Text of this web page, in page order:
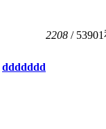
ddddddd
2208 / 53901